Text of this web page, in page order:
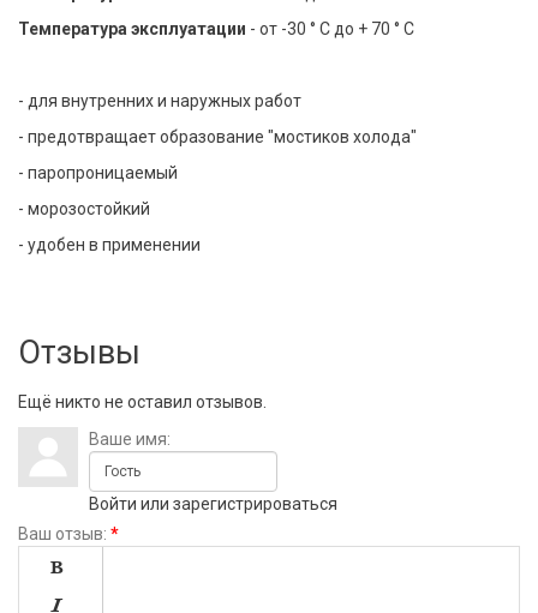
Температура эксплуатации - от -30 ° C до + 70 ° С
- для внутренних и наружных работ
- предотвращает образование "мостиков холода"
- паропроницаемый
- морозостойкий
- удобен в применении
Отзывы
Ещё никто не оставил отзывов.
Ваше имя:
Войти или зарегистрироваться
Ваш отзыв: *

